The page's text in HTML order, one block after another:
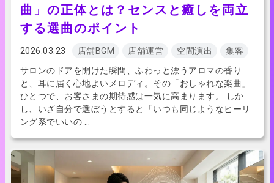
曲」の正体とは？センスと癒しを両立
する選曲のポイント
2026.03.23 店舗BGM 店舗運営 空間演出
集客
サロンのドアを開けた瞬間、ふわっと漂うアロマの香り
と、耳に届く心地よいメロディ。その「おしゃれな楽曲」
ひとつで、お客さまの期待感は一気に高まります。 しか
し、いざ自分で選ぼうとすると「いつも同じようなヒーリ
ング系でいいの …